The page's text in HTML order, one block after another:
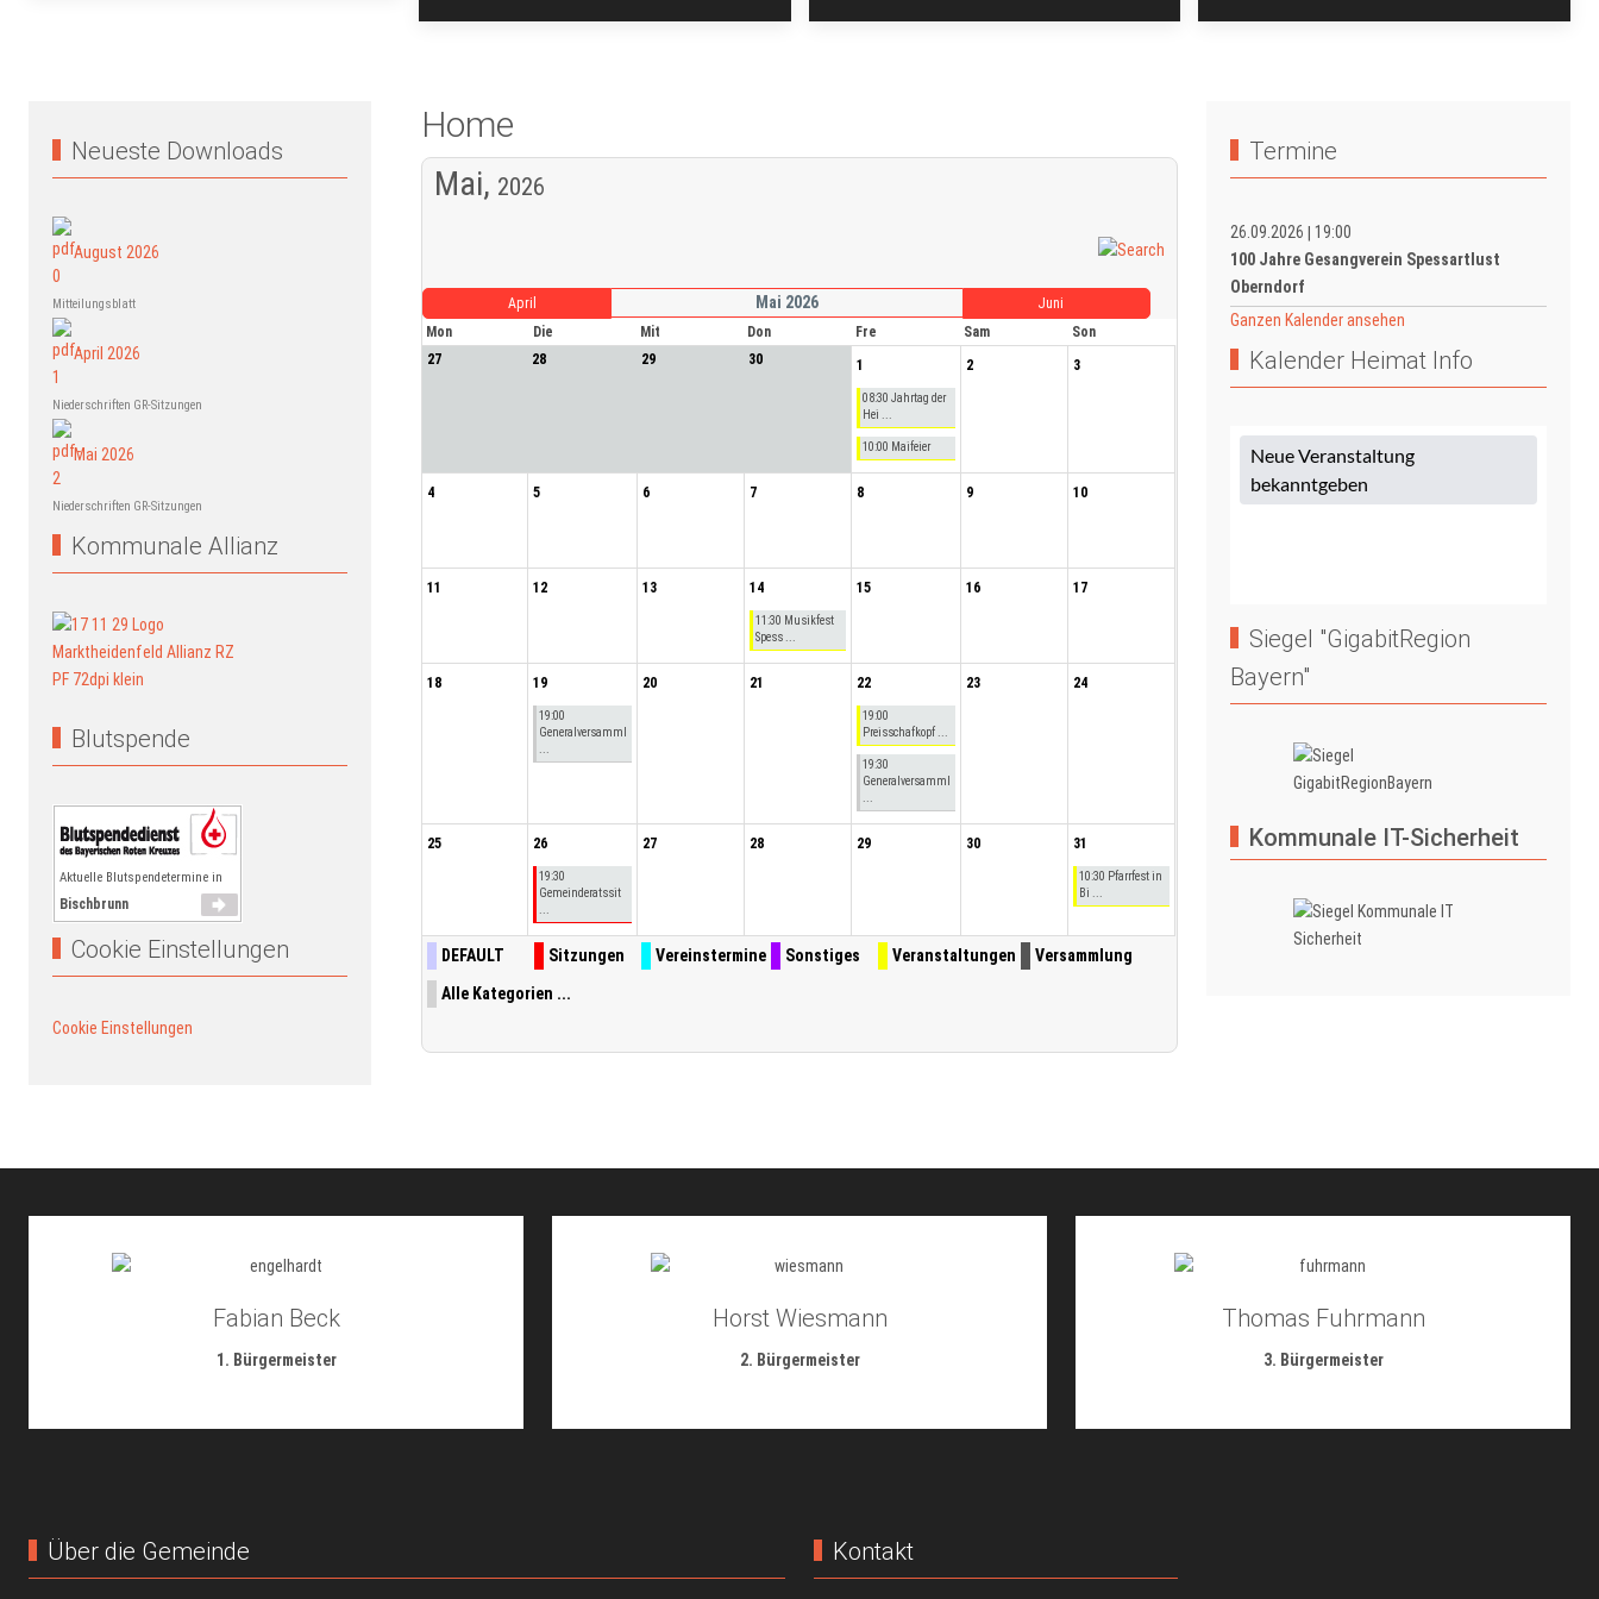
Neueste Downloads
August 2026
Mitteilungsblatt
April 2026
Niederschriften GR-Sitzungen
Mai 2026
Niederschriften GR-Sitzungen
Kommunale Allianz
Blutspende
Aktuelle Blutspendetermine in
Bischbrunn
Cookie Einstellungen
Cookie Einstellungen
Home
Mai, 2026
April Mai 2026
Juni
Mon
Die Mit Don Fre Sam
Son
27
28 29 30 1
08:30 Jahrtag der
Hei ...
10:00 Maifeier
2 3
4 5 6 7 8 9 10
11 12 13 14
11:30 Musikfest
Spess ...
15 16 17
18 19
19:00
Generalversamml
...
20 21 22
19:00
Preisschafkopf ...
19:30
Generalversamml
...
23 24
25 26
19:30
Gemeinderatssit
...
27 28 29 30 31
10:30 Pfarrfest in
Bi ...
DEFAULT Sitzungen Vereinstermine Sonstiges Veranstaltungen
Versammlung
Alle Kategorien ...
Termine
26.09.2026
19:00
100 Jahre Gesangverein Spessartlust
Oberndorf
Ganzen Kalender ansehen
Kalender Heimat Info
Siegel "GigabitRegion
Bayern"
Kommunale IT-Sicherheit
Fabian Beck
1. Bürgermeister
Horst Wiesmann
2. Bürgermeister
Thomas Fuhrmann
3. Bürgermeister
Über die Gemeinde Kontakt